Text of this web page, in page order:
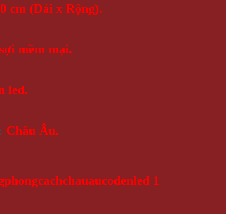
cm (Dài x Rộng).
mềm mại.
led.
Châu Âu.